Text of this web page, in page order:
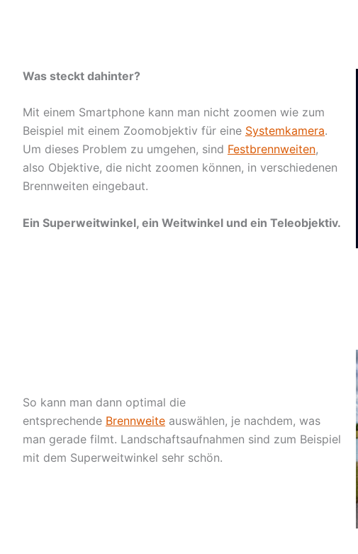
Was steckt dahinter?
Mit einem Smartphone kann man nicht zoomen wie zum
Beispiel mit einem Zoomobjektiv für eine Systemkamera.
Um dieses Problem zu umgehen, sind Festbrennweiten,
also Objektive, die nicht zoomen können, in verschiedenen
Brennweiten eingebaut.
Ein Superweitwinkel, ein Weitwinkel und ein Teleobjektiv.
So kann man dann optimal die
entsprechende Brennweite auswählen, je nachdem, was
man gerade filmt. Landschaftsaufnahmen sind zum Beispiel
mit dem Superweitwinkel sehr schön.